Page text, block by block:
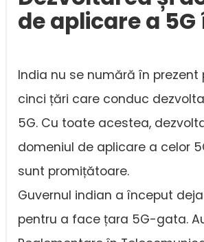
de aplicare a
India nu se numără în prezent
cinci țări care conduc
5G. Cu toate acestea,
domeniul de aplicare a celor
sunt promițătoare.
Guvernul indian a început
pentru a face țara 5G-gata.